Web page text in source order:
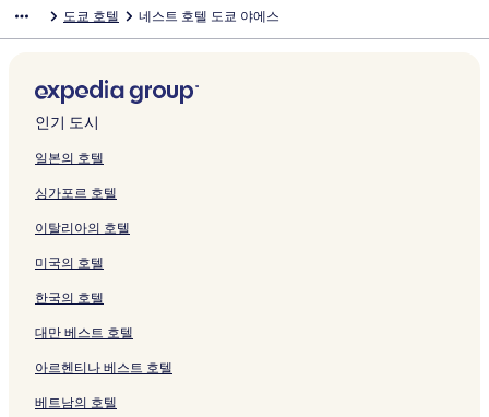
는
링
링
크
페
를
여
는
링
페
를
여
는
링
를
여
크
페
이
여
는
링
크
l
지
를
여
는
크
L
I
N
A
G
W
페
이
지
를
는
크
지
를
링
크
페
이
여
는
링
크
G
z
a
C
o
r
d
o
r
페
지
여
링
a
i
n
j
u
u
이
지
를
여
링
P
P
a
c
i
i
H
o
t
e
페
지
여
J
U
,
A
P
R
R
O
Y
A
H
t
l
y
h
i
b
u
a
y
I
H
G
이
를
는
O
P
A
R
K
이
를
여
는
링
o
l
페
이
지
여
링
크
G
i
a
페
이
지
여
링
크
m
a
페
이
지
여
링
크
L
a
n
t
T
k
o
페
이
지
여
링
i
H
o
t
e
페
지
를
여
는
크
e
e
n
k
a
H
t
e
l
페
지
여
링
H
E
L
)
C
T
T
R
E
E
페
지
여
o
o
S
h
i
u
a
4
페
이
를
는
크
도쿄 호텔 네스트 호텔 도쿄 야에스
인기 도시
일본의 호텔
싱가포르 호텔
이탈리아의 호텔
미국의 호텔
한국의 호텔
대만 베스트 호텔
아르헨티나 베스트 호텔
베트남의 호텔